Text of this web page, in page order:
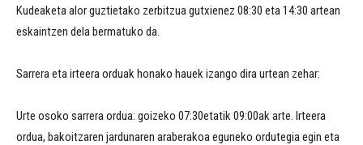
Kudeaketa alor guztietako zerbitzua gutxienez 08:30 eta 14:30 artean
eskaintzen dela bermatuko da.
Sarrera eta irteera orduak honako hauek izango dira urtean zehar:
Urte osoko sarrera ordua: goizeko 07:30etatik 09:00ak arte. Irteera
ordua, bakoitzaren jardunaren araberakoa eguneko ordutegia egin eta